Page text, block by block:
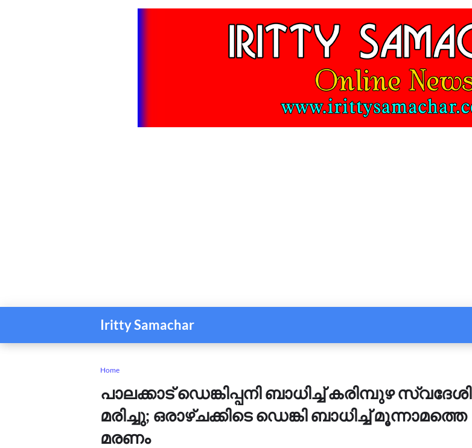
Iritty Samachar
Home
പാലക്കാട് ഡെങ്കിപ്പനി ബാധിച്ച് കരിമ്പുഴ സ്വദേശി
മരിച്ചു; ഒരാഴ്ചക്കിടെ ഡെങ്കി ബാധിച്ച് മൂന്നാമത്തെ
മരണം